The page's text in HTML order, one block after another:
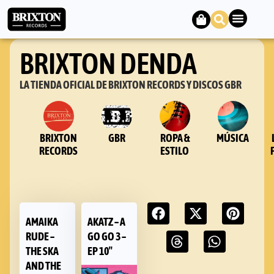
BRIXTON DENDA
LA TIENDA OFICIAL DE BRIXTON RECORDS Y DISCOS GBR
BRIXTON
RECORDS
GBR
ROPA &
ESTILO
MÚSICA
AMAIKA
RUDE –
THE SKA
AND THE
AKATZ – A
GO GO 3 –
EP 10″